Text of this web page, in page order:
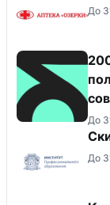
До
До
До